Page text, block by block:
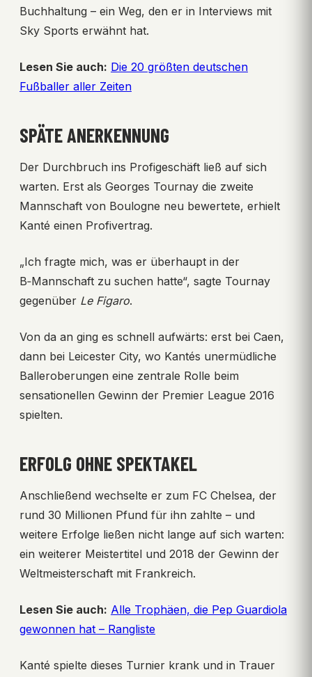
Buchhaltung – ein Weg, den er in Interviews mit
Sky Sports erwähnt hat.
Lesen Sie auch: Die 20 größten deutschen
Fußballer aller Zeiten
SPÄTE ANERKENNUNG
Der Durchbruch ins Profigeschäft ließ auf sich
warten. Erst als Georges Tournay die zweite
Mannschaft von Boulogne neu bewertete, erhielt
Kanté einen Profivertrag.
„Ich fragte mich, was er überhaupt in der
B‑Mannschaft zu suchen hatte“, sagte Tournay
gegenüber Le Figaro.
Von da an ging es schnell aufwärts: erst bei Caen,
dann bei Leicester City, wo Kantés unermüdliche
Balleroberungen eine zentrale Rolle beim
sensationellen Gewinn der Premier League 2016
spielten.
ERFOLG OHNE SPEKTAKEL
Anschließend wechselte er zum FC Chelsea, der
rund 30 Millionen Pfund für ihn zahlte – und
weitere Erfolge ließen nicht lange auf sich warten:
ein weiterer Meistertitel und 2018 der Gewinn der
Weltmeisterschaft mit Frankreich.
Lesen Sie auch: Alle Trophäen, die Pep Guardiola
gewonnen hat – Rangliste
Kanté spielte dieses Turnier krank und in Trauer